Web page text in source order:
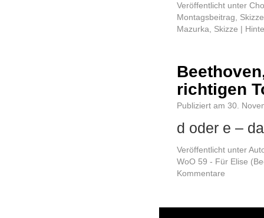
Veröffentlicht unter
Montagsbeitrag
Skizze
Mazurka
Skizze |
richtigen
Publiziert am 30.
d oder e –
Veröffentlicht unter
WoO 59 - Für Elise
Kommentare